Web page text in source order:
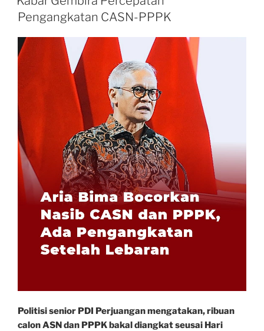
Qur’an
Hati
Rindu
Rumah”
Pengangkatan CASN-PPPK
Politisi senior PDI Perjuangan mengatakan, ribuan
calon ASN dan PPPK bakal diangkat seusai Hari